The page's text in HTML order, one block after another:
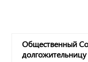
Общественный